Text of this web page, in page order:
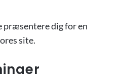
præsentere dig for en
site.